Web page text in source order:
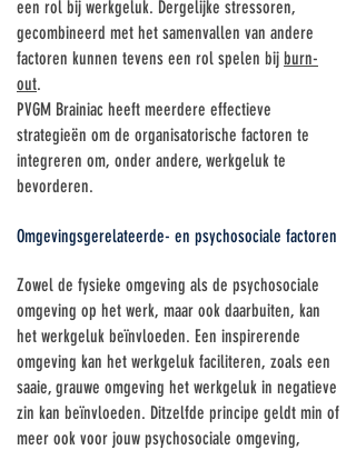
een rol bij werkgeluk. Dergelijke stressoren,
gecombineerd met het samenvallen van andere
factoren kunnen tevens een rol spelen bij burn-
out.
PVGM Brainiac heeft meerdere effectieve
strategieën om de organisatorische factoren te
integreren om, onder andere, werkgeluk te
bevorderen.
Omgevingsgerelateerde- en psychosociale factoren
Zowel de fysieke omgeving als de psychosociale
omgeving op het werk, maar ook daarbuiten, kan
het werkgeluk beïnvloeden. Een inspirerende
omgeving kan het werkgeluk faciliteren, zoals een
saaie, grauwe omgeving het werkgeluk in negatieve
zin kan beïnvloeden. Ditzelfde principe geldt min of
meer ook voor jouw psychosociale omgeving,